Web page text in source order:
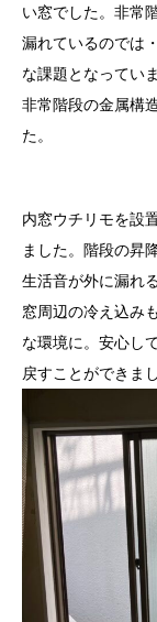
い窓でした。非常
漏れているのでは
な課題となってい
非常階段の金属構
た。
内窓ウチリモを設
ました。階段の昇
生活音が外に漏れ
窓周辺の冷え込み
な環境に。安心し
戻すことができまし